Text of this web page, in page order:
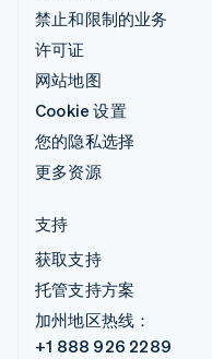
禁止和限制的业务
许可证
网站地图
Cookie 设置
您的隐私选择
更多资源
支持
获取支持
托管支持方案
加州地区热线：
+1 888 926 2289